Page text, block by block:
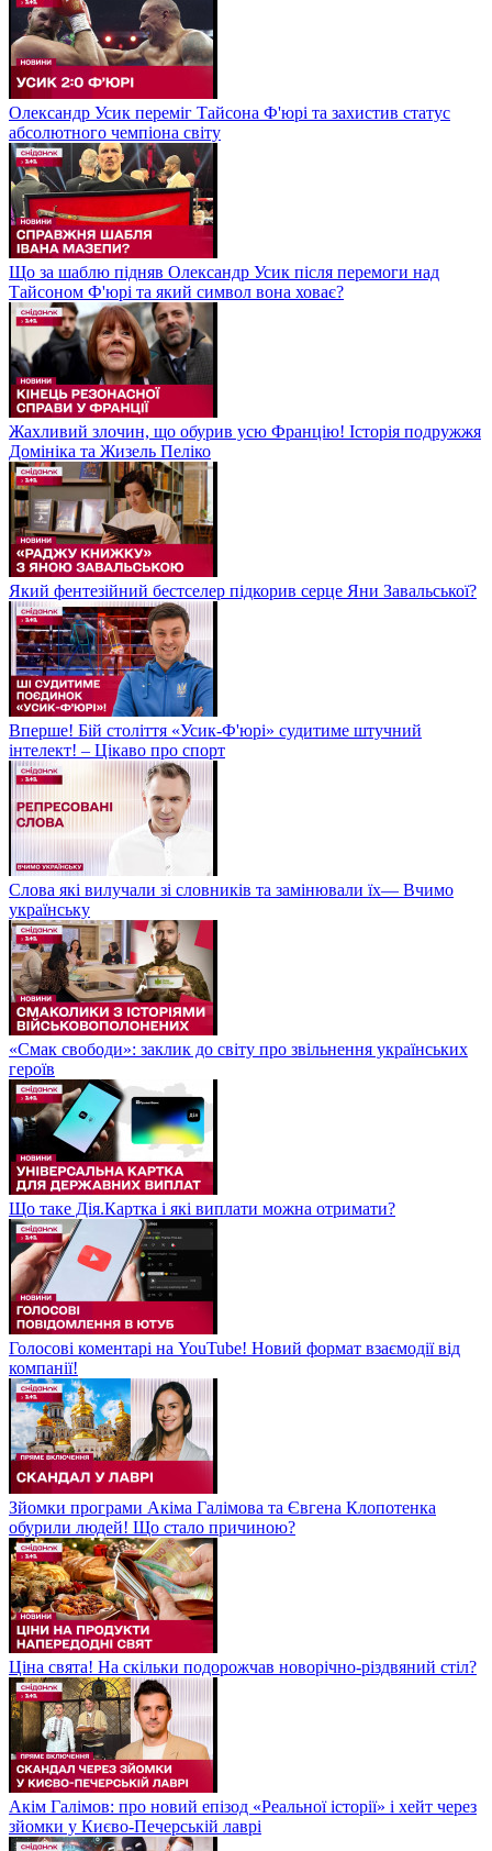
Олександр Усик переміг Тайсона Ф'юрі та захистив статус
абсолютного чемпіона світу
Що за шаблю підняв Олександр Усик після перемоги над
Тайсоном Ф'юрі та який символ вона ховає?
Жахливий злочин, що обурив усю Францію! Історія подружжя
Домініка та Жизель Пеліко
Який фентезійний бестселер підкорив серце Яни Завальської?
Вперше! Бій століття «Усик-Ф'юрі» судитиме штучний
інтелект! – Цікаво про спорт
Слова які вилучали зі словників та замінювали їх— Вчимо
українську
«Смак свободи»: заклик до світу про звільнення українських
героїв
Що таке Дія.Картка і які виплати можна отримати?
Голосові коментарі на YouTube! Новий формат взаємодії від
компанії!
Зйомки програми Акіма Галімова та Євгена Клопотенка
обурили людей! Що стало причиною?
Ціна свята! На скільки подорожчав новорічно-різдвяний стіл?
Акім Галімов: про новий епізод «Реальної історії» і хейт через
зйомки у Києво-Печерській лаврі